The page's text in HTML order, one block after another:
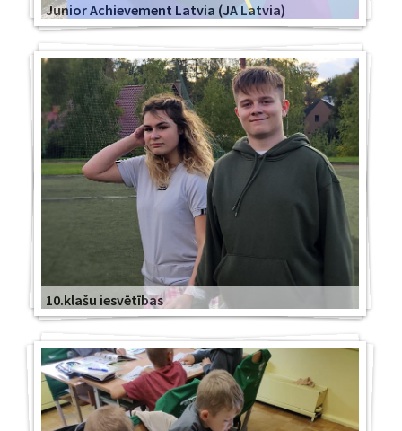
Junior Achievement Latvia (JA Latvia)
10.klašu iesvētības